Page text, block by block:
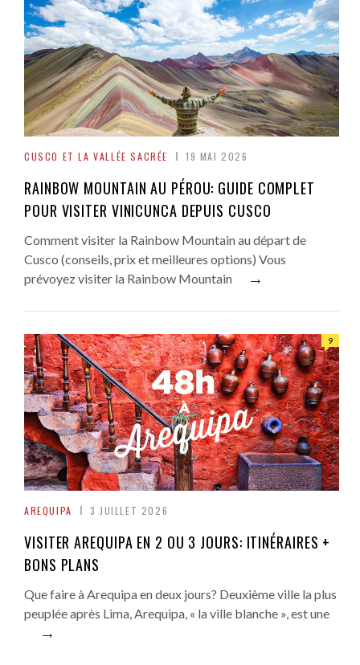
CUSCO ET LA VALLÉE SACRÉE 19 MAI 2026
RAINBOW MOUNTAIN AU PÉROU: GUIDE COMPLET
POUR VISITER VINICUNCA DEPUIS CUSCO
Comment visiter la Rainbow Mountain au départ de
Cusco (conseils, prix et meilleures options) Vous
prévoyez visiter la Rainbow Mountain
→
9
AREQUIPA 3 JUILLET 2026
VISITER AREQUIPA EN 2 OU 3 JOURS: ITINÉRAIRES +
BONS PLANS
Que faire à Arequipa en deux jours? Deuxième ville la plus
peuplée après Lima, Arequipa, « la ville blanche », est une
→